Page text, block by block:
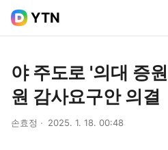
YTN
야 주도로 '의대 증
원 감사요구안 의결
손효정 2025. 1. 18. 00:48